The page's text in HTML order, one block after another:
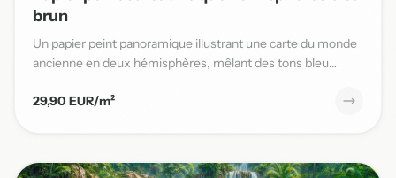
brun
Un papier peint panoramique illustrant une carte du monde
ancienne en deux hémisphères, mêlant des tons bleu
29,90 EUR/m²